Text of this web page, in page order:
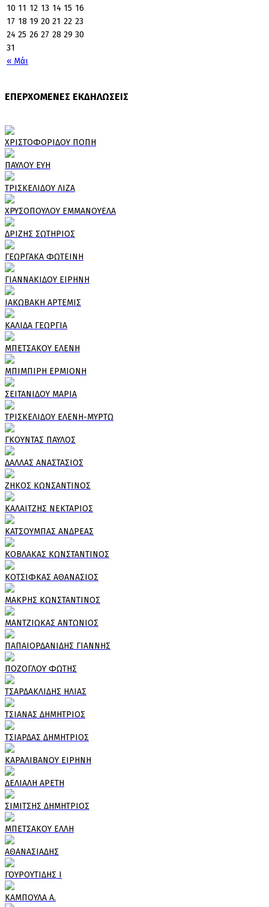
« Μάι
10 11 12 13 14 15 16
17 18 19 20 21 22 23
24 25 26 27 28 29 30
31
ΕΠΕΡΧΟΜΕΝΕΣ ΕΚΔΗΛΩΣΕΙΣ
ΧΡΙΣΤΟΦΟΡΙΔΟΥ ΠΟΠΗ
ΠΑΥΛΟΥ ΕΥΗ
ΤΡΙΣΚΕΛΙΔΟΥ ΛΙΖΑ
ΧΡΥΣΟΠΟΥΛΟΥ ΕΜΜΑΝΟΥΕΛΑ
ΔΡΙΖΗΣ ΣΩΤΗΡΙΟΣ
ΓΕΩΡΓΑΚΑ ΦΩΤΕΙΝΗ
ΓΙΑΝΝΑΚΙΔΟΥ ΕΙΡΗΝΗ
ΙΑΚΩΒΑΚΗ ΑΡΤΕΜΙΣ
ΚΑΛΙΔΑ ΓΕΩΡΓΙΑ
ΜΠΕΤΣΑΚΟΥ ΕΛΕΝΗ
ΜΠΙΜΠΙΡΗ ΕΡΜΙΟΝΗ
ΣΕΙΤΑΝΙΔΟΥ ΜΑΡΙΑ
ΤΡΙΣΚΕΛΙΔΟΥ ΕΛΕΝΗ-ΜΥΡΤΩ
ΓΚΟΥΝΤΑΣ ΠΑΥΛΟΣ
ΔΑΛΛΑΣ ΑΝΑΣΤΑΣΙΟΣ
ΖΗΚΟΣ ΚΩΝΣΑΝΤΙΝΟΣ
ΚΑΛΑΙΤΖΗΣ ΝΕΚΤΑΡΙΟΣ
ΚΑΤΣΟΥΜΠΑΣ ΑΝΔΡΕΑΣ
ΚΟΒΛΑΚΑΣ ΚΩΝΣΤΑΝΤΙΝΟΣ
ΚΟΤΣΙΦΚΑΣ ΑΘΑΝΑΣΙΟΣ
ΜΑΚΡΗΣ ΚΩΝΣΤΑΝΤΙΝΟΣ
ΜΑΝΤΖΙΩΚΑΣ ΑΝΤΩΝΙΟΣ
ΠΑΠΑΙΟΡΔΑΝΙΔΗΣ ΓΙΑΝΝΗΣ
ΠΟΖΟΓΛΟΥ ΦΩΤΗΣ
ΤΣΑΡΔΑΚΛΙΔΗΣ ΗΛΙΑΣ
ΤΣΙΑΝΑΣ ΔΗΜΗΤΡΙΟΣ
ΤΣΙΑΡΔΑΣ ΔΗΜΗΤΡΙΟΣ
ΚΑΡΑΛΙΒΑΝΟΥ ΕΙΡΗΝΗ
ΔΕΛΙΑΛΗ ΑΡΕΤΗ
ΣΙΜΙΤΣΗΣ ΔΗΜΗΤΡΙΟΣ
ΜΠΕΤΣΑΚΟΥ ΕΛΛΗ
ΑΘΑΝΑΣΙΑΔΗΣ
ΓΟΥΡΟΥΤΙΔΗΣ Ι
ΚΑΜΠΟΥΛΑ Α.